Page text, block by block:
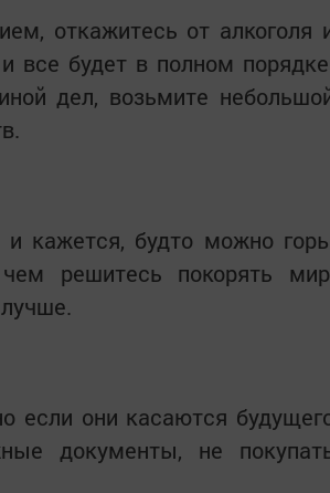
откажитесь от алкоголя
все будет в полном
дел, возьмите
кажется, будто можно
решитесь покорять
если они касаются
документы, не